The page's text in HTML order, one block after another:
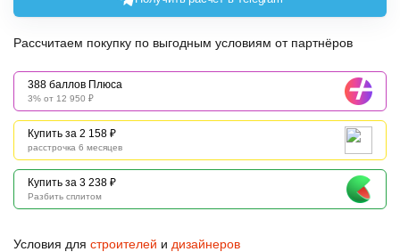
Рассчитаем покупку по выгодным условиям от партнёров
388 баллов Плюса
3% от 12 950 ₽
Купить за 2 158 ₽
расстрочка 6 месяцев
Купить за 3 238 ₽
Разбить сплитом
Условия для строителей и дизайнеров